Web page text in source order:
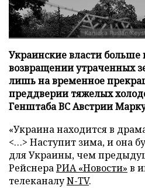
Украинские власти больше
возвращении утраченных
лишь на временное
преддверии тяжелых
Генштаба ВС Австрии
«Украина находится в
<…> Наступит зима, и она
для Украины, чем
РейснераРИА «Новости» в
телеканалуN-TV.